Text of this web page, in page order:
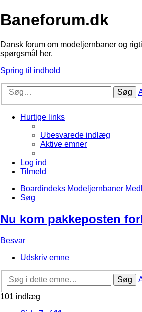
Baneforum.dk
Dansk forum om modeljernbaner og
spørgsmål her.
Spring til indhold
Søg
Hurtige links
Ubesvarede indlæg
Aktive emner
Log ind
Tilmeld
Boardindeks Modeljernbaner
Søg
Nu kom pakkeposten
Besvar
Udskriv emne
Søg
101 indlæg